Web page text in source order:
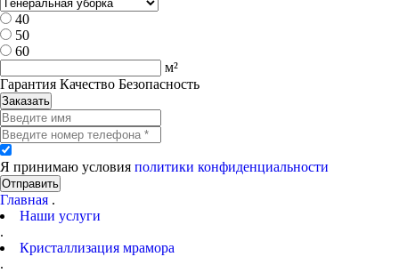
40
50
60
м²
Гарантия Качество Безопасность
Заказать
Я принимаю условия политики конфиденциальности
Отправить
Главная .
Наши услуги
.
Кристаллизация мрамора
.